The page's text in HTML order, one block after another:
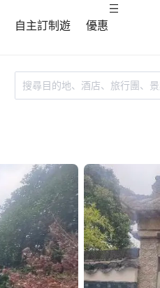
自主訂制遊 優惠